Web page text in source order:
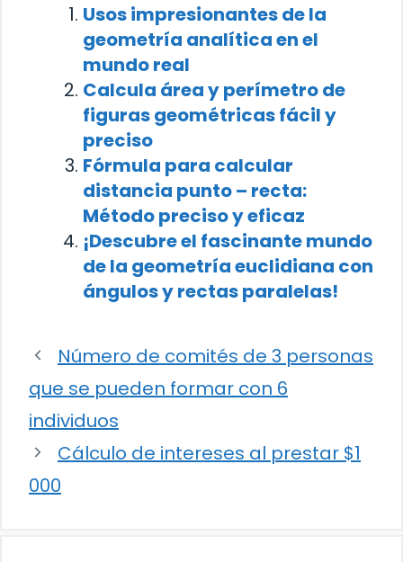
Usos impresionantes de la
geometría analítica en el
mundo real
Calcula área y perímetro de
figuras geométricas fácil y
preciso
Fórmula para calcular
distancia punto – recta:
Método preciso y eficaz
¡Descubre el fascinante mundo
de la geometría euclidiana con
ángulos y rectas paralelas!
Número de comités de 3 personas
que se pueden formar con 6
individuos
Cálculo de intereses al prestar $1
000